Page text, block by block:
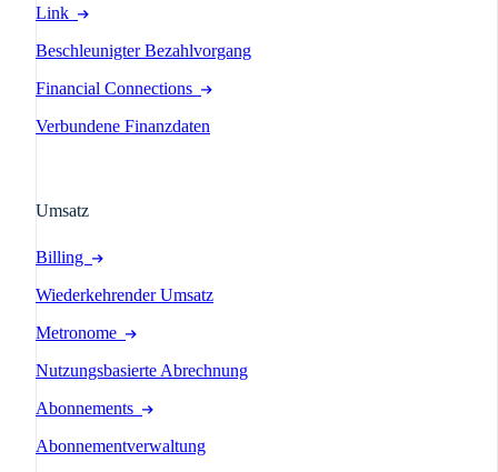
Link
Beschleunigter Bezahlvorgang
Financial Connections
Verbundene Finanzdaten
Umsatz
Billing
Wiederkehrender Umsatz
Metronome
Nutzungsbasierte Abrechnung
Abonnements
Abonnementverwaltung